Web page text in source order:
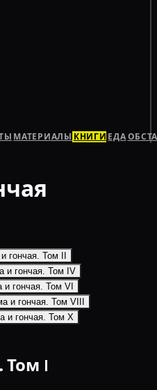
МАТЕРИАЛЫ КНИГИ ЕДА
гончая. Том II
и гончая. Том IV
и гончая. Том VI
и гончая. Том VIII
и гончая. Том X
Том I